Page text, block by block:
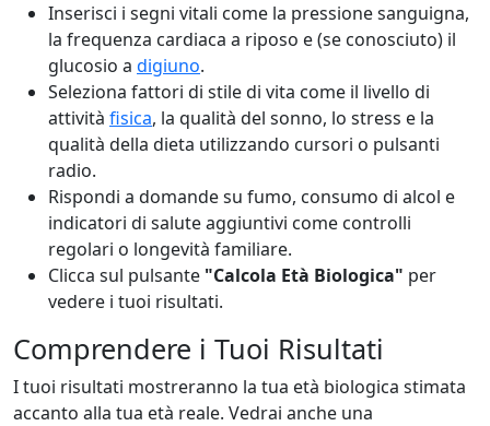
Inserisci i segni vitali come la pressione sanguigna,
la frequenza cardiaca a riposo e (se conosciuto) il
glucosio a digiuno.
Seleziona fattori di stile di vita come il livello di
attività fisica, la qualità del sonno, lo stress e la
qualità della dieta utilizzando cursori o pulsanti
radio.
Rispondi a domande su fumo, consumo di alcol e
indicatori di salute aggiuntivi come controlli
regolari o longevità familiare.
Clicca sul pulsante "Calcola Età Biologica" per
vedere i tuoi risultati.
Comprendere i Tuoi Risultati
I tuoi risultati mostreranno la tua età biologica stimata
accanto alla tua età reale. Vedrai anche una